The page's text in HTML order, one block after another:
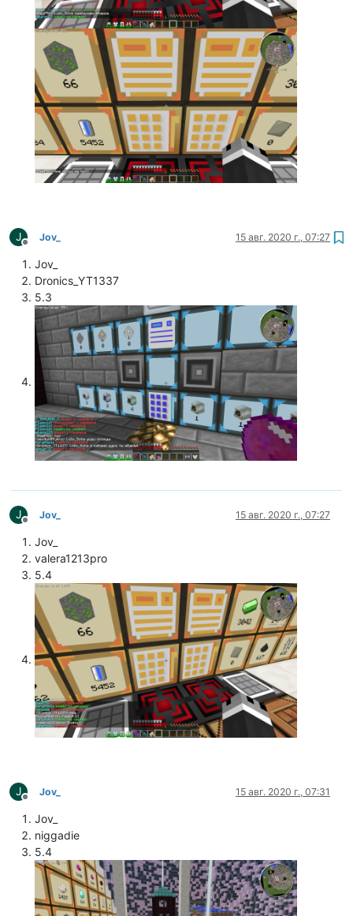
J
Не в сети
Jov_ 15 авг. 2020 г., 07:27
Jov_
Dronics_YT1337
5.3
J
Не в сети
Jov_ 15 авг. 2020 г., 07:27
Jov_
valera1213pro
5.4
J
Не в сети
Jov_ 15 авг. 2020 г., 07:31
Jov_
niggadie
5.4